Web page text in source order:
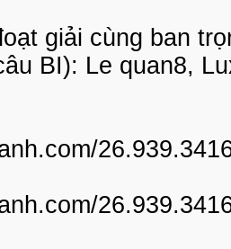
giải cùng ban
BI): Le quan8,